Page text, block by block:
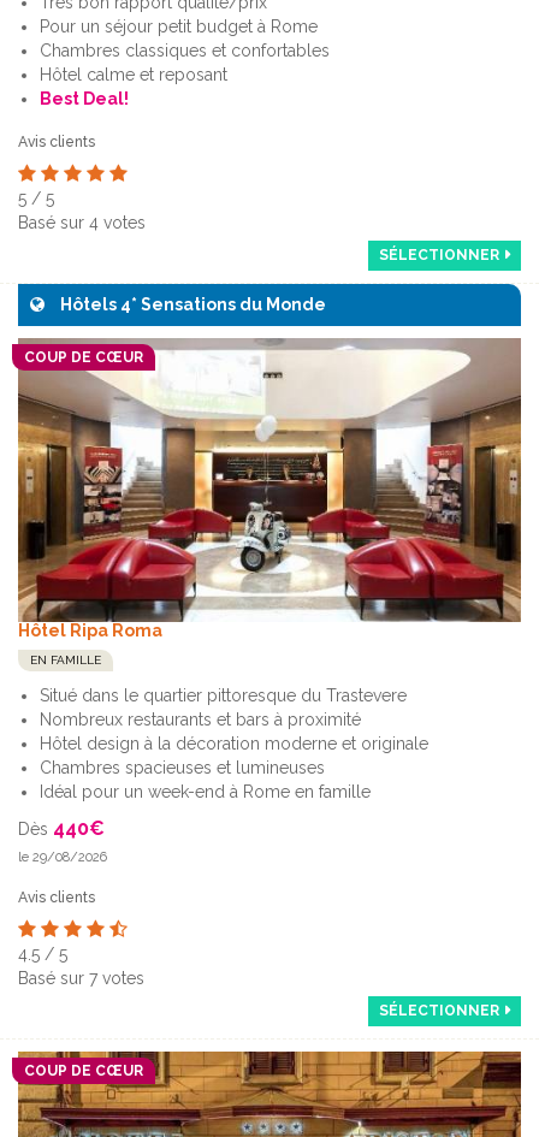
Pour un séjour petit budget à Rome
Chambres classiques et confortables
Hôtel calme et reposant
Best Deal!
Avis clients
5 / 5
Basé sur 4 votes
SÉLECTIONNER
Hôtels 4* Sensations du Monde
COUP DE CŒUR
Hôtel Ripa Roma
EN FAMILLE
Situé dans le quartier pittoresque du Trastevere
Nombreux restaurants et bars à proximité
Hôtel design à la décoration moderne et originale
Chambres spacieuses et lumineuses
Idéal pour un week-end à Rome en famille
Dès 440€
le 29/08/2026
Avis clients
4.5 / 5
Basé sur 7 votes
SÉLECTIONNER
COUP DE CŒUR